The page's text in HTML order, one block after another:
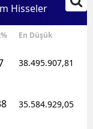
Çorum
Denizli
Diyarbakır
Elazığ
Hisseler
En Düşük
38.495.907,81
35.584.929,05